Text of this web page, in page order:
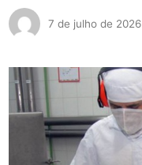
7 de julho de 2026